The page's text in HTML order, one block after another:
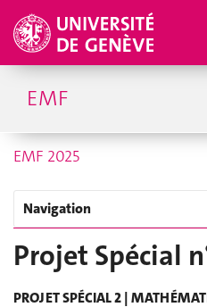
EMF
EMF 2025
Navigation
Projet Spécial
PROJET SPÉCIAL 2 |